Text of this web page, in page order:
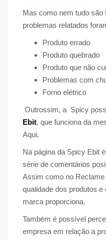
Mas como nem tudo são
problemas relatados
Produto errado
Produto quebrado
Produto que não
Problemas com
Forno elétrico
Outrossim, a Spicy
Ebit, que funciona da
Aqui.
Na página da Spicy Ebit
série de comentários
Assim como no
qualidade dos produtos
marca proporciona.
Também é possível
empresa em relação a